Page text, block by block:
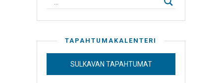
TAPAHTUMAKALENTERI
SULKAVAN TAPAHTUMAT